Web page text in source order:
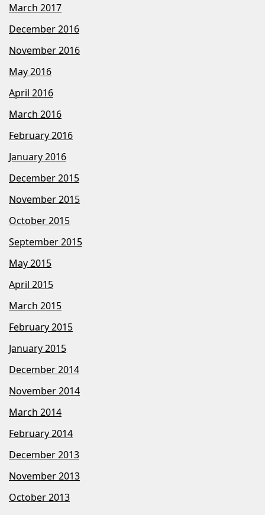
March 2017
December 2016
November 2016
May 2016
April 2016
March 2016
February 2016
January 2016
December 2015
November 2015
October 2015
September 2015
May 2015
April 2015
March 2015
February 2015
January 2015
December 2014
November 2014
March 2014
February 2014
December 2013
November 2013
October 2013